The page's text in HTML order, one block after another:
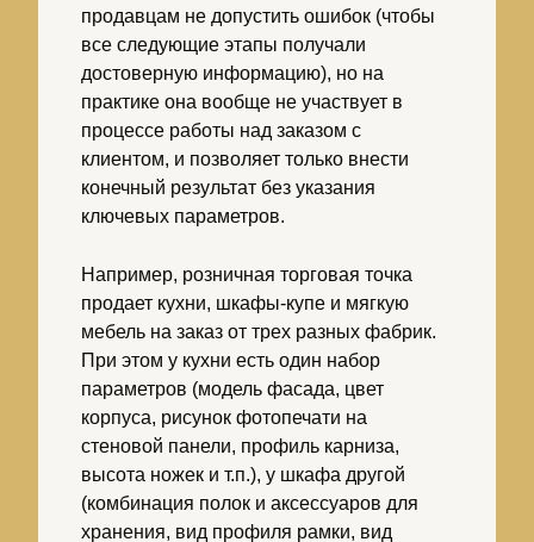
продавцам не допустить ошибок (чтобы
все следующие этапы получали
достоверную информацию), но на
практике она вообще не участвует в
процессе работы над заказом с
клиентом, и позволяет только внести
конечный результат без указания
ключевых параметров.
Например, розничная торговая точка
продает кухни, шкафы-купе и мягкую
мебель на заказ от трех разных фабрик.
При этом у кухни есть один набор
параметров (модель фасада, цвет
корпуса, рисунок фотопечати на
стеновой панели, профиль карниза,
высота ножек и т.п.), у шкафа другой
(комбинация полок и аксессуаров для
хранения, вид профиля рамки, вид